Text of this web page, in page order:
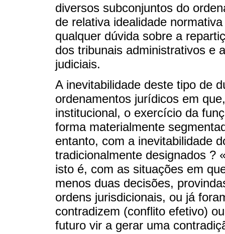
diversos subconjuntos do
de relativa idealidade
qualquer dúvida sobre a
dos tribunais administrativos e
judiciais.
A inevitabilidade deste tipo de
ordenamentos jurídicos em
institucional, o exercício da
forma materialmente
entanto, com a inevitabilidade
tradicionalmente designados ?
isto é, com as situações em
menos duas decisões,
ordens jurisdicionais, ou já
contradizem (conflito efetivo)
futuro vir a gerar uma